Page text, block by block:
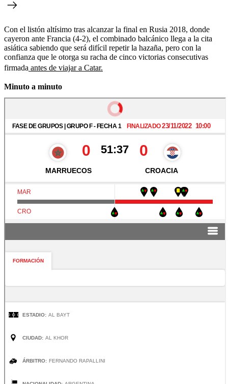
Con el listón altísimo tras alcanzar la final en Rusia 2018, donde
cayeron ante Francia (4-2), el combinado balcánico llega a la cita
asiática sabiendo que será difícil repetir la hazaña, pero con la
confianza que le otorga su racha de cinco victorias consecutivas
firmada antes de viajar a Catar.
Minuto a minuto